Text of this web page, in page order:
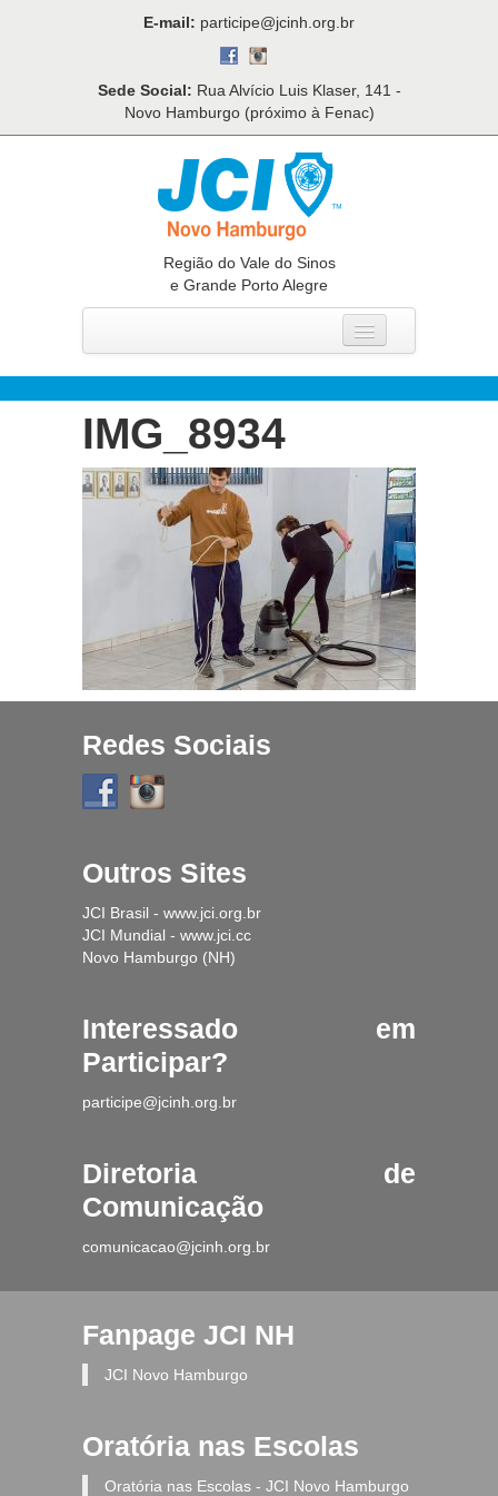
E-mail: participe@jcinh.org.br
Sede Social: Rua Alvício Luis Klaser, 141 -
Novo Hamburgo (próximo à Fenac)
Região do Vale do Sinos
e Grande Porto Alegre
O Que Fazemos
Projetos
Fique Por Dentro
IMG_8934
Redes Sociais
Outros Sites
JCI Brasil - www.jci.org.br
JCI Mundial - www.jci.cc
Novo Hamburgo (NH)
Interessado em
Participar?
participe@jcinh.org.br
Diretoria de
Comunicação
comunicacao@jcinh.org.br
Fanpage JCI NH
JCI Novo Hamburgo
Oratória nas Escolas
Oratória nas Escolas - JCI Novo Hamburgo